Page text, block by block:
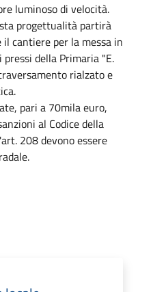
luminoso di velocità.
progettualità partirà
cantiere per la messa in
della Primaria "E.
rialzato e
pari a 70mila euro,
al Codice della
208 devono essere